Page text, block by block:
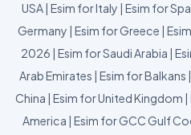
USA| Esim for Italy | Esim for
Germany | Esim for Greece |
2026 | Esim for Saudi Arabia |
Arab Emirates | Esim for Balkans |
China | Esim for United Kingdom |
America | Esim for GCC Gulf